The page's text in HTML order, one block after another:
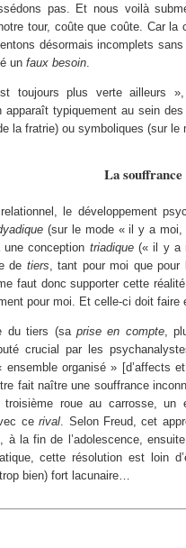
pas. Et nous voilà
tour, coûte que coûte. Car
désormais incomplets
un faux besoin.
toujours plus verte ailleurs
apparaît typiquement au sein
la fratrie) ou symboliques (sur le
La souffrance
le développement
(sur le mode « il y a moi,
une conception triadique(« il y a
de tiers, tant pour moi que pour
faut donc supporter cette
pour moi. Et celle-ci doit
du tiers (sa prise en compte,
crucial par les
ensemble organisé » [d’affects
fait naître une souffrance
troisième roue au carrosse, un
cerival. Selon Freud, cet
à la fin de l’adolescence,
cette résolution est loin
bien) fort lacunaire…